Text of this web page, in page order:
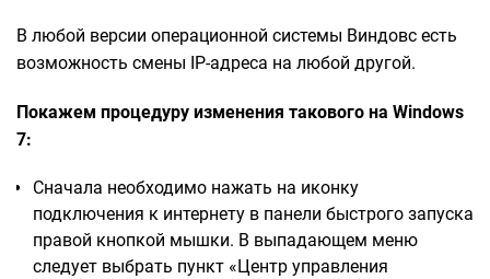
В любой версии операционной системы Виндовс есть
возможность смены IP-адреса на любой другой.
Покажем процедуру изменения такового на Windows
7:
Сначала необходимо нажать на иконку
подключения к интернету в панели быстрого запуска
правой кнопкой мышки. В выпадающем меню
следует выбрать пункт «Центр управления